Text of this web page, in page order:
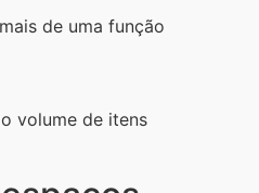
de uma função
volume de itens